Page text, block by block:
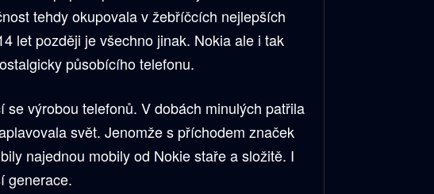
tehdy okupovala v žebříčcích nejlepších
let později je všechno jinak. Nokia ale i tak
působícího telefonu.
výrobou telefonů. V dobách minulých patřila
svět. Jenomže s příchodem značek
najednou mobily od Nokie staře a složitě. I
generace.